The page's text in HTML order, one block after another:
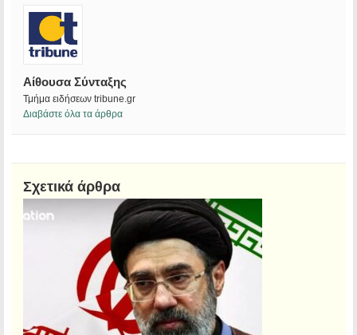
Αίθουσα Σύνταξης
Τμήμα ειδήσεων tribune.gr
Διαβάστε όλα τα άρθρα
Σχετικά άρθρα